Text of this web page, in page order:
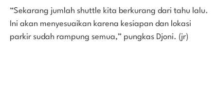
“Sekarang jumlah shuttle kita berkurang dari tahu lalu.
Ini akan menyesuaikan karena kesiapan dan lokasi
parkir sudah rampung semua,” pungkas Djoni. (jr)